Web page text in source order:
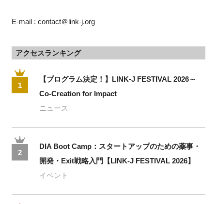
E-mail : contact＠link-j.org
アクセスランキング
1
【プログラム決定！】LINK-J FESTIVAL 2026～
Co-Creation for Impact
ニュース
2
DIA Boot Camp：スタートアップのための薬事・
開発・Exit戦略入門【LINK-J FESTIVAL 2026】
イベント